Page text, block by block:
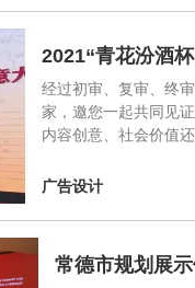
2021“青花汾酒
经过初审、复审、终
家，邀您一起共同见
内容创意、社会价值
广告设计
常德市规划展